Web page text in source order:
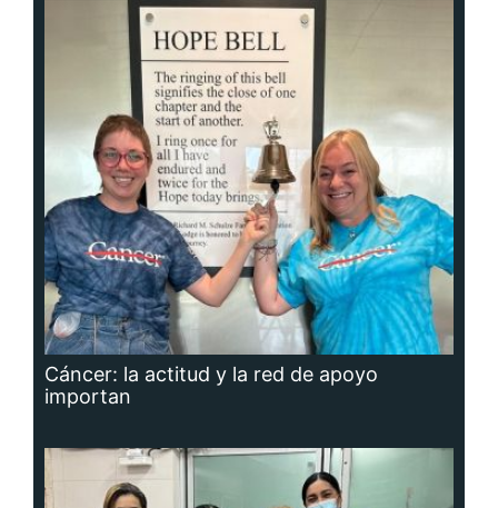
Cáncer: la actitud y la red de apoyo
importan